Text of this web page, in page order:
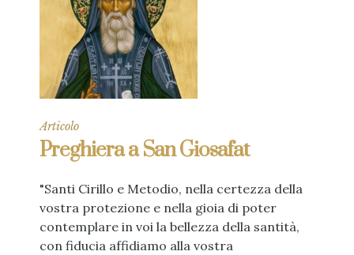
Articolo
Preghiera a San Giosafat
"Santi Cirillo e Metodio, nella certezza della
vostra protezione e nella gioia di poter
contemplare in voi la bellezza della santità,
con fiducia affidiamo alla vostra